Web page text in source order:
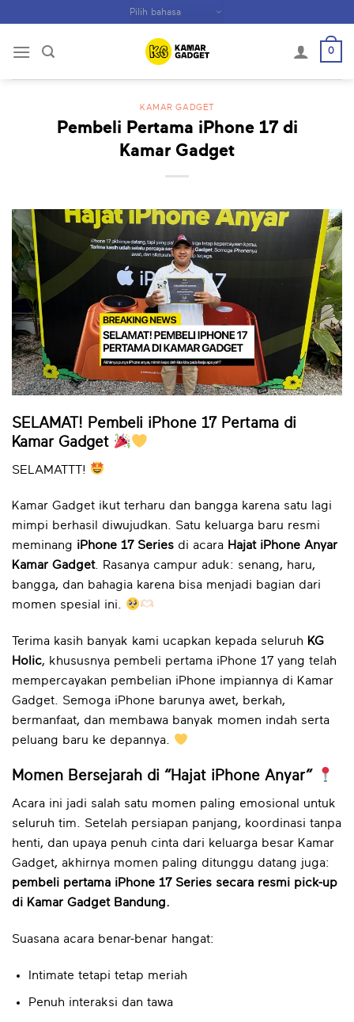
content
0
KAMAR GADGET
Pembeli Pertama iPhone 17 di
Kamar Gadget
SELAMAT! Pembeli iPhone 17 Pertama di
Kamar Gadget
SELAMATTT!
Kamar Gadget ikut terharu dan bangga karena satu lagi
mimpi berhasil diwujudkan. Satu keluarga baru resmi
meminang iPhone 17 Series di acara Hajat iPhone Anyar
Kamar Gadget. Rasanya campur aduk: senang, haru,
bangga, dan bahagia karena bisa menjadi bagian dari
momen spesial ini.
Terima kasih banyak kami ucapkan kepada seluruh KG
Holic, khususnya pembeli pertama iPhone 17 yang telah
mempercayakan pembelian iPhone impiannya di Kamar
Gadget. Semoga iPhone barunya awet, berkah,
bermanfaat, dan membawa banyak momen indah serta
peluang baru ke depannya.
Momen Bersejarah di “Hajat iPhone Anyar”
Acara ini jadi salah satu momen paling emosional untuk
seluruh tim. Setelah persiapan panjang, koordinasi tanpa
henti, dan upaya penuh cinta dari keluarga besar Kamar
Gadget, akhirnya momen paling ditunggu datang juga:
pembeli pertama iPhone 17 Series secara resmi pick-up
di Kamar Gadget Bandung.
Suasana acara benar-benar hangat:
Intimate tetapi tetap meriah
Penuh interaksi dan tawa